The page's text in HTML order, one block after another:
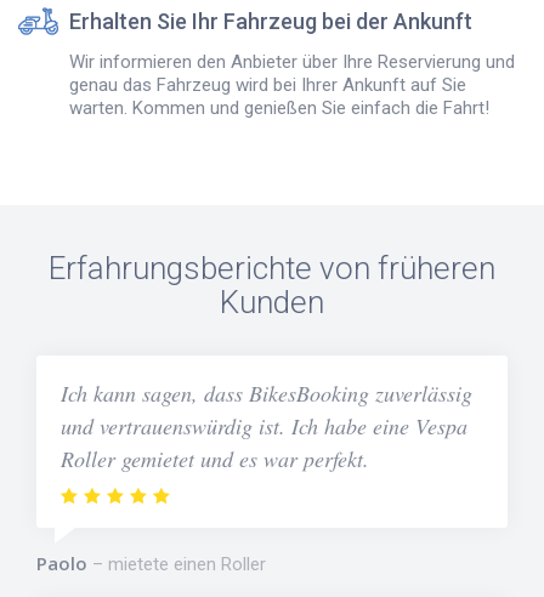
Erhalten Sie Ihr Fahrzeug bei der Ankunft
Wir informieren den Anbieter über Ihre Reservierung und
genau das Fahrzeug wird bei Ihrer Ankunft auf Sie
warten. Kommen und genießen Sie einfach die Fahrt!
Erfahrungsberichte von früheren
Kunden
Ich kann sagen, dass BikesBooking zuverlässig
und vertrauenswürdig ist. Ich habe eine Vespa
Roller gemietet und es war perfekt.
Paolo mietete einen Roller